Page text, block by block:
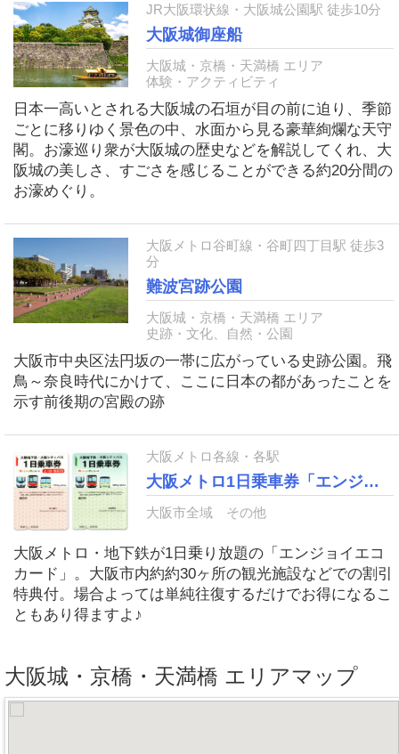
JR大阪環状線・大阪城公園駅 徒歩10分
大阪城御座船
大阪城・京橋・天満橋 エリア
体験・アクティビティ
日本一高いとされる大阪城の石垣が目の前に迫り、季節
ごとに移りゆく景色の中、水面から見る豪華絢爛な天守
閣。お濠巡り衆が大阪城の歴史などを解説してくれ、大
阪城の美しさ、すごさを感じることができる約20分間の
お濠めぐり。
大阪メトロ谷町線・谷町四丁目駅 徒歩3
分
難波宮跡公園
大阪城・京橋・天満橋 エリア
史跡・文化、自然・公園
大阪市中央区法円坂の一帯に広がっている史跡公園。飛
鳥～奈良時代にかけて、ここに日本の都があったことを
示す前後期の宮殿の跡
大阪メトロ各線・各駅
大阪メトロ1日乗車券「エンジョイエコカード」
大阪市全域 その他
大阪メトロ・地下鉄が1日乗り放題の「エンジョイエコ
カード」。大阪市内約約30ヶ所の観光施設などでの割引
特典付。場合よっては単純往復するだけでお得になるこ
ともあり得ますよ♪
大阪城・京橋・天満橋 エリアマップ